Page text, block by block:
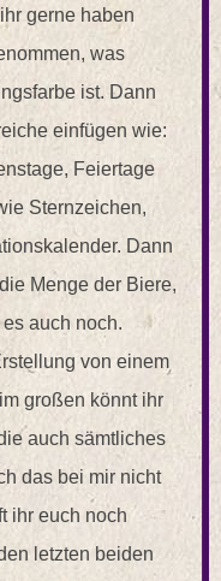
gerne haben
was
ist. Dann
einfügen wie:
Feiertage
Sternzeichen,
Dann
Menge der Biere,
auch noch.
von einem
großen könnt ihr
auch sämtliches
das bei mir nicht
ihr euch noch
letzten beiden